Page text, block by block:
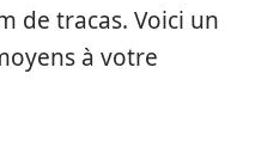
de tracas. Voici un
à votre